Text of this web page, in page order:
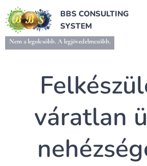
BBS CONSULTING
SYSTEM
Nem a legolcsóbb. A legjövedelmezőbb.
váratlan